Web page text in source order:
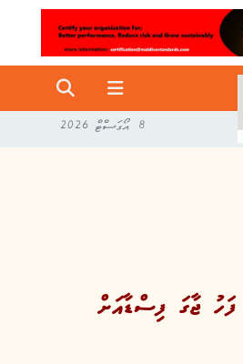
8 އޯގަސްޓް 2026
ޖާގަ ފިސްޑާއަށް